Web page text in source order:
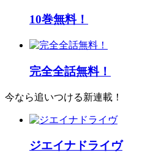
10巻無料！
完全全話無料！
今なら追いつける新連載！
ジエイナドライヴ